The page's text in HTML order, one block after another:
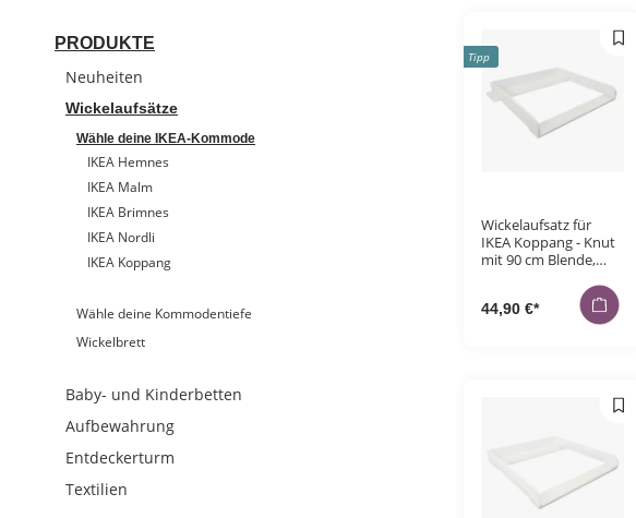
PRODUKTE
Neuheiten
Wickelaufsätze
Wähle deine IKEA-Kommode
IKEA Hemnes
IKEA Malm
IKEA Brimnes
IKEA Nordli
IKEA Koppang
Wähle deine Kommodentiefe
Wickelbrett
Baby- und Kinderbetten
Aufbewahrung
Entdeckerturm
Textilien
Tipp
Wickelaufsatz für
IKEA Koppang - Knut
mit 90 cm Blende,
44,90 €*